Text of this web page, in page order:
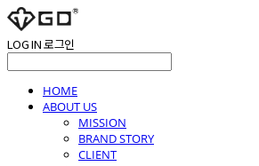
LOG IN로그인
HOME
ABOUT US
MISSION
BRAND STORY
CLIENT